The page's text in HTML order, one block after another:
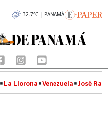
32.7°C | PANAMÁ
La Llorona Venezuela José